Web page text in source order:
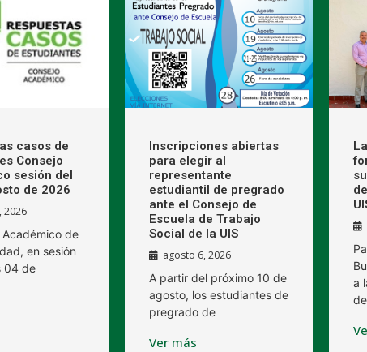
casos de
Consejo
sesión del
de 2026
2026
Académico de
en sesión
04 de
Inscripciones abiertas
para elegir al
representante
estudiantil de pregrado
ante el Consejo de
Escuela de Trabajo
Social de la UIS
agosto 6, 2026
A partir del próximo 10 de
agosto, los estudiantes de
pregrado de
Ver más
a